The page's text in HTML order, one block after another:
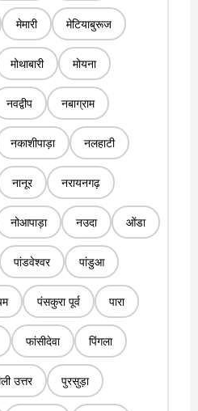
मेमारी मेटियाबुरूज
मोथाबारी मोयना
नवद्वीप नबाग्राम
नकाशीपाड़ा नलहाटी
नानूर नरायनगढ़
नोआपाड़ा नउदा ओंडा
पांडवेश्वर पांडुआ
पंसकुरा पूर्व पारा
फांसीदेवा पिंगला
उत्तर पुरसुड़ा